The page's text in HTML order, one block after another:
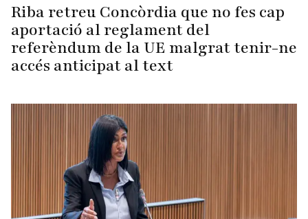
Riba retreu Concòrdia que no fes cap
aportació al reglament del
referèndum de la UE malgrat tenir-ne
accés anticipat al text